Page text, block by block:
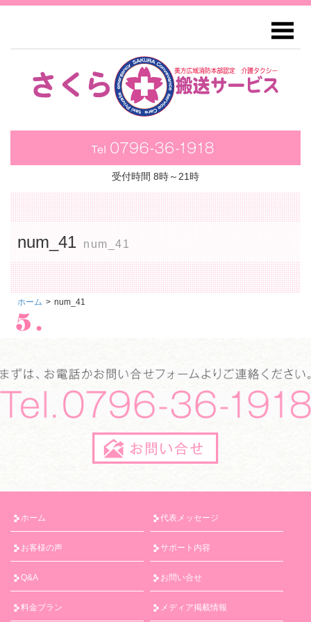
受付時間 8時～21時
num_41 num_41
ホーム > num_41
ホーム 代表メッセージ
お客様の声 サポート内容
Q&A お問い合せ
料金プラン メディア掲載情報